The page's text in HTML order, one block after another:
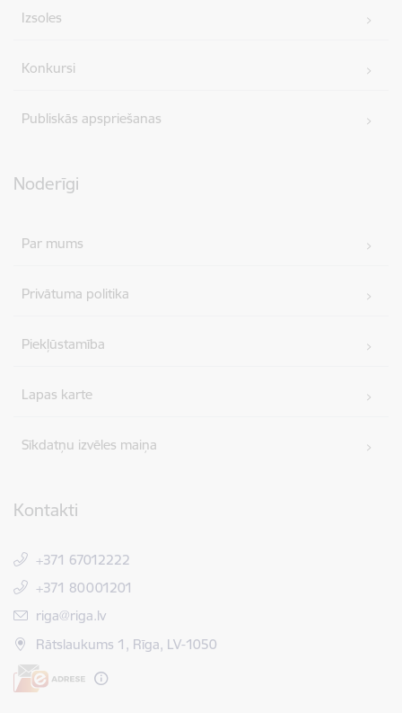
Izsoles
Konkursi
Publiskās apspriešanas
Noderīgi
Par mums
Privātuma politika
Piekļūstamība
Lapas karte
Sīkdatņu izvēles maiņa
Kontakti
+371 67012222
+371 80001201
E-pasts:
riga@riga.lv
Rātslaukums 1, Rīga, LV-1050